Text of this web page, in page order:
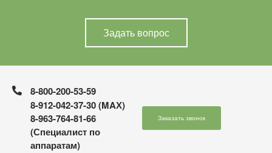
Задать вопрос
8-800-200-53-59
8-912-042-37-30 (MAХ)
8-963-764-81-66
(Специалист по
аппаратам)
Заказать звонок